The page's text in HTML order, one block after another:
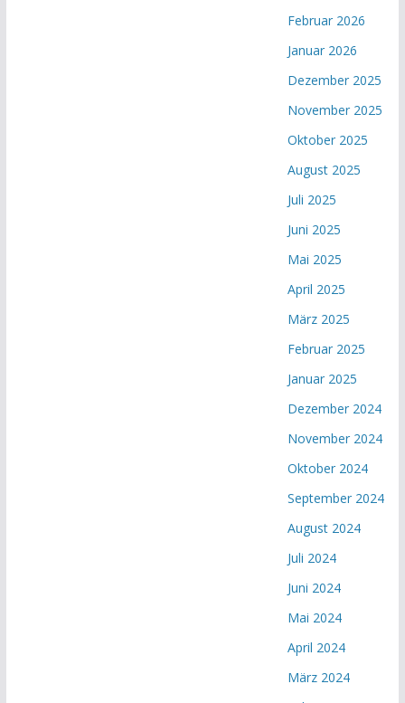
Februar 2026
Januar 2026
Dezember 2025
November 2025
Oktober 2025
August 2025
Juli 2025
Juni 2025
Mai 2025
April 2025
März 2025
Februar 2025
Januar 2025
Dezember 2024
November 2024
Oktober 2024
September 2024
August 2024
Juli 2024
Juni 2024
Mai 2024
April 2024
März 2024